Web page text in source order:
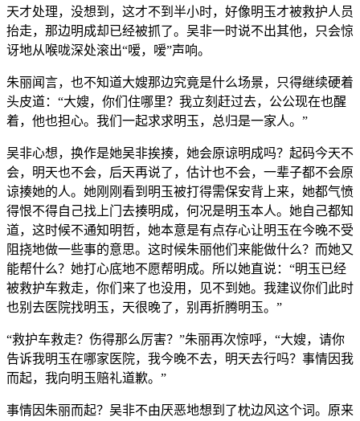
天才处理，没想到，这才不到半小时，好像明玉才被救护人员
抬走，那边明成却已经被抓了。吴非一时说不出其他，只会惊
讶地从喉咙深处滚出“嗳，嗳”声响。
朱丽闻言，也不知道大嫂那边究竟是什么场景，只得继续硬着
头皮道：“大嫂，你们住哪里？我立刻赶过去，公公现在也醒
着，他也担心。我们一起求求明玉，总归是一家人。”
吴非心想，换作是她吴非挨揍，她会原谅明成吗？起码今天不
会，明天也不会，后天再说了，估计也不会，一辈子都不会原
谅揍她的人。她刚刚看到明玉被打得需保安背上来，她都气愤
得恨不得自己找上门去揍明成，何况是明玉本人。她自己都知
道，这时候不通知明哲，她本意是有点存心让明玉在今晚不受
阻挠地做一些事的意思。这时候朱丽他们来能做什么？而她又
能帮什么？她打心底地不愿帮明成。所以她直说：“明玉已经
被救护车救走，你们来了也没用，见不到她。我建议你们此时
也别去医院找明玉，天很晚了，别再折腾明玉。”
“救护车救走？伤得那么厉害？”朱丽再次惊呼，“大嫂，请你
告诉我明玉在哪家医院，我今晚不去，明天去行吗？事情因我
而起，我向明玉赔礼道歉。”
事情因朱丽而起？吴非不由厌恶地想到了枕边风这个词。原来